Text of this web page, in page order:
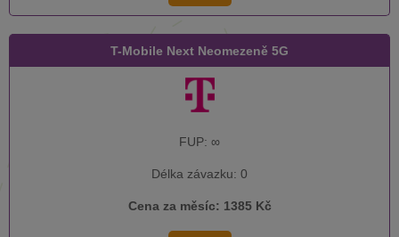
T-Mobile Next Neomezeně 5G
FUP: ∞
Délka závazku: 0
Cena za měsíc: 1385 Kč